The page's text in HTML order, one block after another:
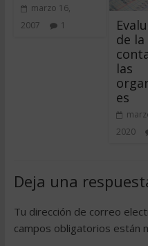
marzo 16,
2007
1
de
las
es
2020
Deja una
Tu dirección de correo
campos obligatorios están